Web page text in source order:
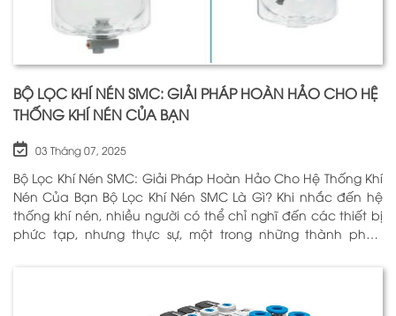
BỘ LỌC KHÍ NÉN SMC: GIẢI PHÁP HOÀN HẢO CHO HỆ
THỐNG KHÍ NÉN CỦA BẠN
03 Tháng 07, 2025
Bộ Lọc Khí Nén SMC: Giải Pháp Hoàn Hảo Cho Hệ Thống Khí
Nén Của Bạn Bộ Lọc Khí Nén SMC Là Gì? Khi nhắc đến hệ
thống khí nén, nhiều người có thể chỉ nghĩ đến các thiết bị
phức tạp, nhưng thực sự, một trong những thành phần